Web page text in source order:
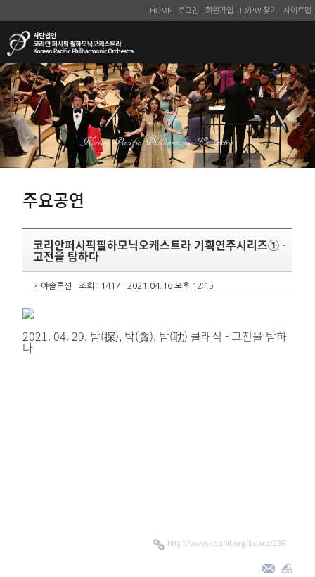
HOME 로그인 회원가입 ID/PW 찾기 사이트맵
주요공연
코리안퍼시픽필하모닉오케스트라 기획연주시리즈① -
고전을 탐하다
카야솔루션 조회 : 1417 2021.04.16 오후 12:15
2021. 04. 29. 탐(探), 탐(貪), 탐(耽) 클래식 - 고전을 탐하
다
http://www.kpphil.org/board/236